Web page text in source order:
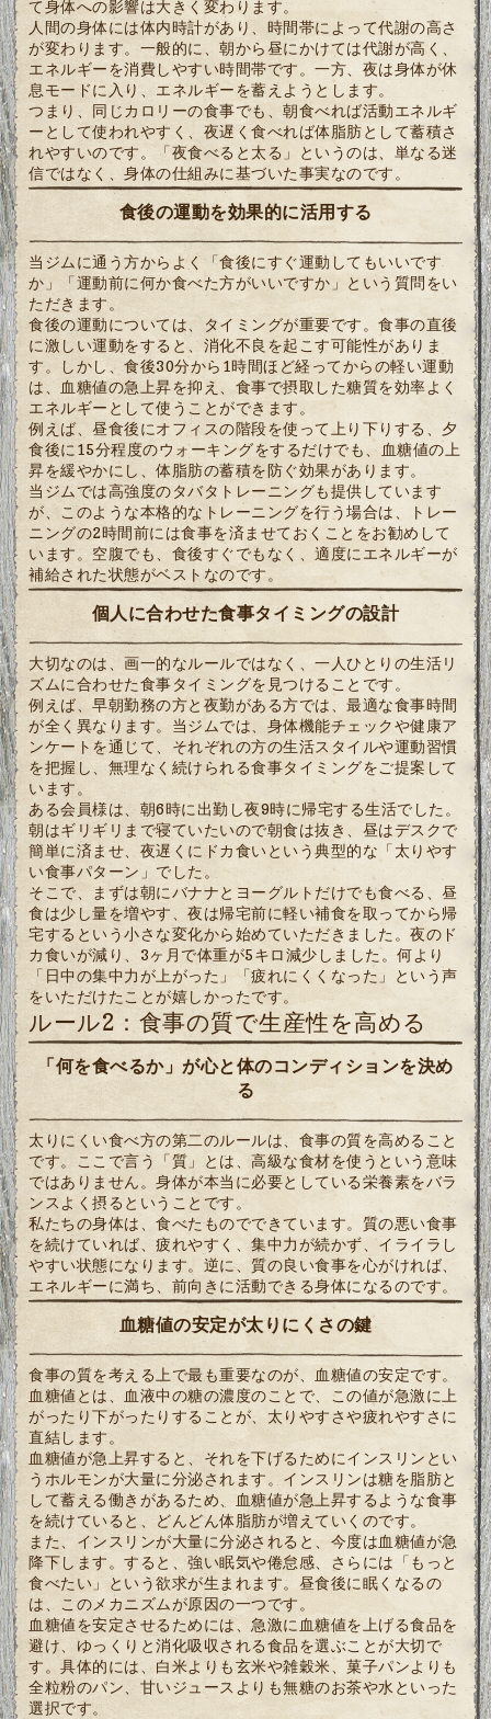
て身体への影響は大きく変わります。
人間の身体には体内時計があり、時間帯によって代謝の高さ
が変わります。一般的に、朝から昼にかけては代謝が高く、
エネルギーを消費しやすい時間帯です。一方、夜は身体が休
息モードに入り、エネルギーを蓄えようとします。
つまり、同じカロリーの食事でも、朝食べれば活動エネルギ
ーとして使われやすく、夜遅く食べれば体脂肪として蓄積さ
れやすいのです。「夜食べると太る」というのは、単なる迷
信ではなく、身体の仕組みに基づいた事実なのです。
食後の運動を効果的に活用する
当ジムに通う方からよく「食後にすぐ運動してもいいです
か」「運動前に何か食べた方がいいですか」という質問をい
ただきます。
食後の運動については、タイミングが重要です。食事の直後
に激しい運動をすると、消化不良を起こす可能性がありま
す。しかし、食後30分から1時間ほど経ってからの軽い運動
は、血糖値の急上昇を抑え、食事で摂取した糖質を効率よく
エネルギーとして使うことができます。
例えば、昼食後にオフィスの階段を使って上り下りする、夕
食後に15分程度のウォーキングをするだけでも、血糖値の上
昇を緩やかにし、体脂肪の蓄積を防ぐ効果があります。
当ジムでは高強度のタバタトレーニングも提供しています
が、このような本格的なトレーニングを行う場合は、トレー
ニングの2時間前には食事を済ませておくことをお勧めして
います。空腹でも、食後すぐでもなく、適度にエネルギーが
補給された状態がベストなのです。
個人に合わせた食事タイミングの設計
大切なのは、画一的なルールではなく、一人ひとりの生活リ
ズムに合わせた食事タイミングを見つけることです。
例えば、早朝勤務の方と夜勤がある方では、最適な食事時間
が全く異なります。当ジムでは、身体機能チェックや健康ア
ンケートを通じて、それぞれの方の生活スタイルや運動習慣
を把握し、無理なく続けられる食事タイミングをご提案して
います。
ある会員様は、朝6時に出勤し夜9時に帰宅する生活でした。
朝はギリギリまで寝ていたいので朝食は抜き、昼はデスクで
簡単に済ませ、夜遅くにドカ食いという典型的な「太りやす
い食事パターン」でした。
そこで、まずは朝にバナナとヨーグルトだけでも食べる、昼
食は少し量を増やす、夜は帰宅前に軽い補食を取ってから帰
宅するという小さな変化から始めていただきました。夜のド
カ食いが減り、3ヶ月で体重が5キロ減少しました。何より
「日中の集中力が上がった」「疲れにくくなった」という声
をいただけたことが嬉しかったです。
ルール2：食事の質で生産性を高める
「何を食べるか」が心と体のコンディションを決め
る
太りにくい食べ方の第二のルールは、食事の質を高めること
です。ここで言う「質」とは、高級な食材を使うという意味
ではありません。身体が本当に必要としている栄養素をバラ
ンスよく摂るということです。
私たちの身体は、食べたものでできています。質の悪い食事
を続けていれば、疲れやすく、集中力が続かず、イライラし
やすい状態になります。逆に、質の良い食事を心がければ、
エネルギーに満ち、前向きに活動できる身体になるのです。
血糖値の安定が太りにくさの鍵
食事の質を考える上で最も重要なのが、血糖値の安定です。
血糖値とは、血液中の糖の濃度のことで、この値が急激に上
がったり下がったりすることが、太りやすさや疲れやすさに
直結します。
血糖値が急上昇すると、それを下げるためにインスリンとい
うホルモンが大量に分泌されます。インスリンは糖を脂肪と
して蓄える働きがあるため、血糖値が急上昇するような食事
を続けていると、どんどん体脂肪が増えていくのです。
また、インスリンが大量に分泌されると、今度は血糖値が急
降下します。すると、強い眠気や倦怠感、さらには「もっと
食べたい」という欲求が生まれます。昼食後に眠くなるの
は、このメカニズムが原因の一つです。
血糖値を安定させるためには、急激に血糖値を上げる食品を
避け、ゆっくりと消化吸収される食品を選ぶことが大切で
す。具体的には、白米よりも玄米や雑穀米、菓子パンよりも
全粒粉のパン、甘いジュースよりも無糖のお茶や水といった
選択です。